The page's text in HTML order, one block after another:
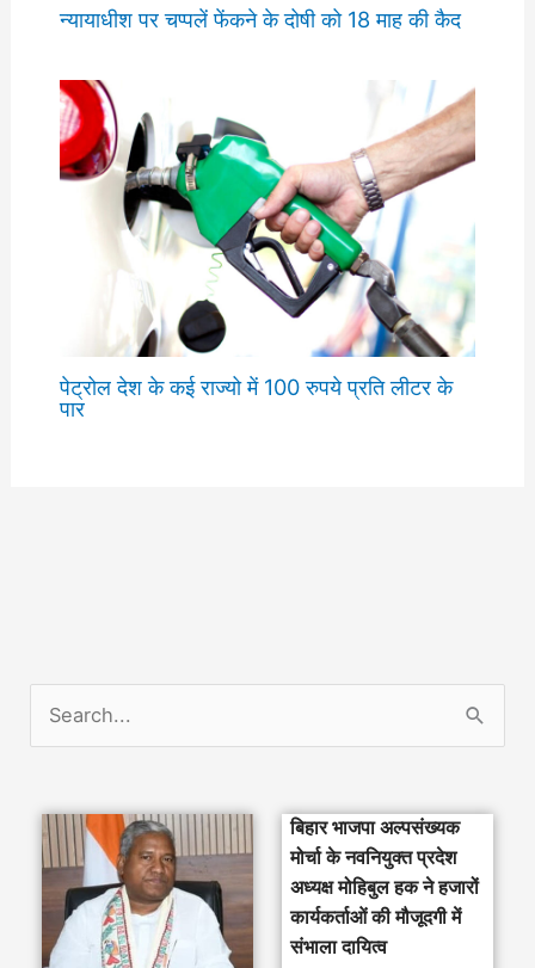
न्यायाधीश पर चप्पलें फेंकने के दोषी को 18 माह की कैद
पेट्रोल देश के कई राज्यो में 100 रुपये प्रति लीटर के
पार
बिहार भाजपा अल्पसंख्यक
मोर्चा के नवनियुक्त प्रदेश
अध्यक्ष मोहिबुल हक ने हजारों
कार्यकर्ताओं की मौजूदगी में
संभाला दायित्व